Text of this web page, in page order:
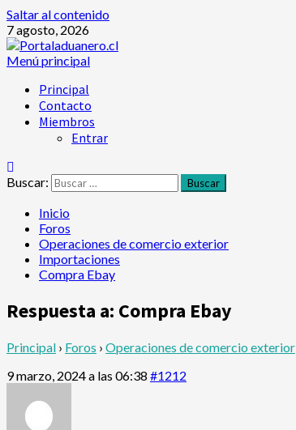
Saltar al contenido
7 agosto, 2026
Menú principal
Principal
Contacto
Miembros
Entrar
Buscar:
Inicio
Foros
Operaciones de comercio exterior
Importaciones
Compra Ebay
Respuesta a: Compra Ebay
Principal › Foros › Operaciones de comercio exterior
9 marzo, 2024 a las 06:38 #1212